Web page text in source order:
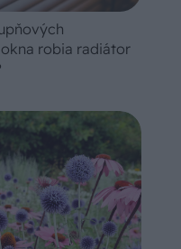
robia radiátor